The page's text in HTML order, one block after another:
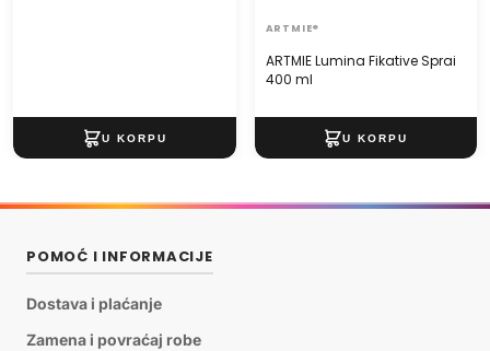
ARTMIE Lumina Fikative Sprai
400 ml
ARTMIE®
POMOĆ I INFORMACIJE
Dostava i plaćanje
Zamena i povraćaj robe